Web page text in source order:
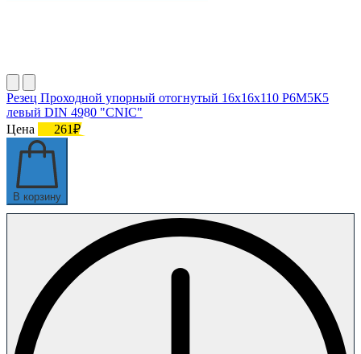
Резец Проходной упорный отогнутый 16х16х110 Р6М5К5
левый DIN 4980 "CNIC"
Цена
261₽
В корзину